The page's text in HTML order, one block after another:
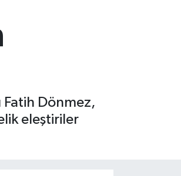
Fatih Dönmez,
eleştiriler